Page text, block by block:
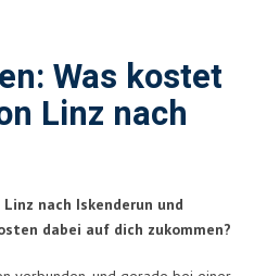
Was kostet
Linz nach
nach Iskenderun und
dabei auf dich zukommen?